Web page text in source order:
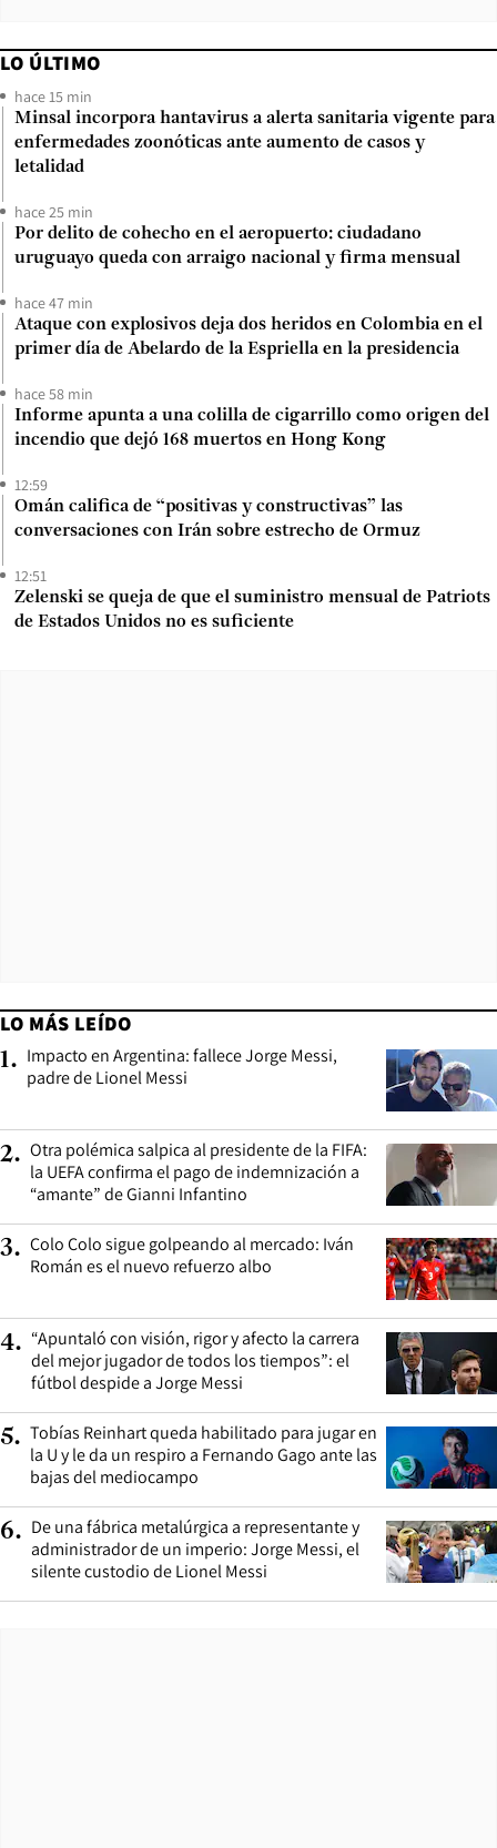
LO ÚLTIMO
hace 15 min
Minsal incorpora hantavirus a alerta sanitaria vigente para
enfermedades zoonóticas ante aumento de casos y
letalidad
hace 25 min
Por delito de cohecho en el aeropuerto: ciudadano
uruguayo queda con arraigo nacional y firma mensual
hace 47 min
Ataque con explosivos deja dos heridos en Colombia en el
primer día de Abelardo de la Espriella en la presidencia
hace 58 min
Informe apunta a una colilla de cigarrillo como origen del
incendio que dejó 168 muertos en Hong Kong
12:59
Omán califica de “positivas y constructivas” las
conversaciones con Irán sobre estrecho de Ormuz
12:51
Zelenski se queja de que el suministro mensual de Patriots
de Estados Unidos no es suficiente
LO MÁS LEÍDO
1. Impacto en Argentina: fallece Jorge Messi,
padre de Lionel Messi
2. Otra polémica salpica al presidente de la FIFA:
la UEFA confirma el pago de indemnización a
“amante” de Gianni Infantino
3. Colo Colo sigue golpeando al mercado: Iván
Román es el nuevo refuerzo albo
4. “Apuntaló con visión, rigor y afecto la carrera
del mejor jugador de todos los tiempos”: el
fútbol despide a Jorge Messi
5. Tobías Reinhart queda habilitado para jugar en
la U y le da un respiro a Fernando Gago ante las
bajas del mediocampo
6. De una fábrica metalúrgica a representante y
administrador de un imperio: Jorge Messi, el
silente custodio de Lionel Messi